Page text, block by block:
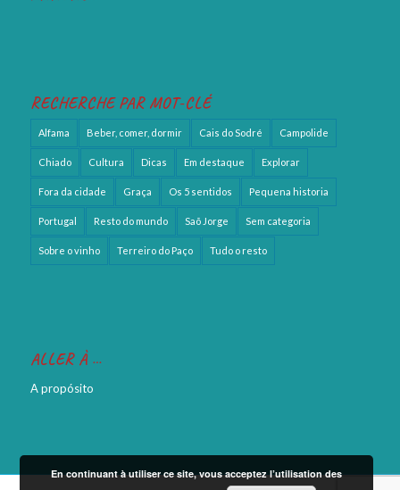
RECHERCHE PAR MOT-CLÉ
Alfama Beber, comer, dormir Cais do Sodré Campolide
Chiado Cultura Dicas Em destaque Explorar
Fora da cidade Graça Os 5 sentidos Pequena historia
Portugal Resto do mundo Saõ Jorge Sem categoria
Sobre o vinho Terreiro do Paço Tudo o resto
ALLER À …
A propósito
En continuant à utiliser ce site, vous acceptez l’utilisation des